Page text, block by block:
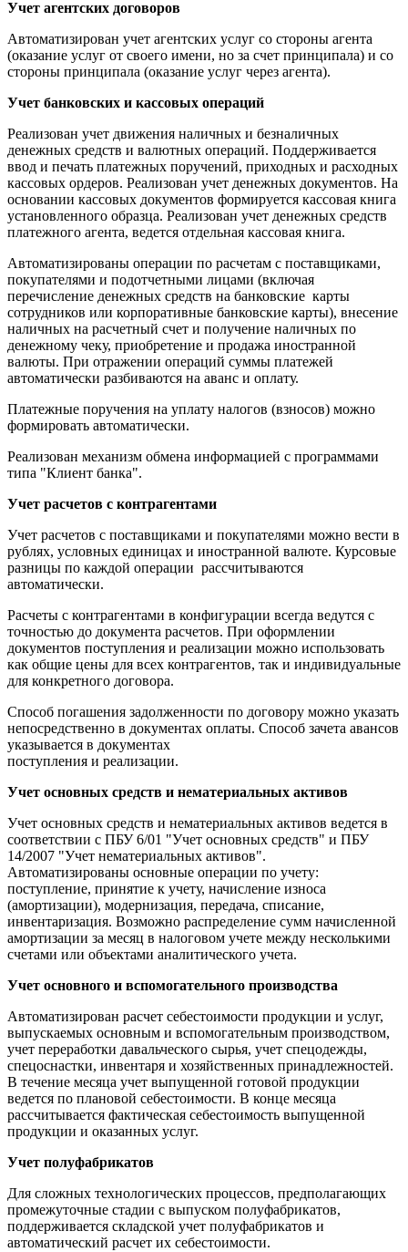
Учет агентских договоров
Автоматизирован учет агентских услуг со стороны агента
(оказание услуг от своего имени, но за счет принципала) и со
стороны принципала (оказание услуг через агента).
Учет банковских и кассовых операций
Реализован учет движения наличных и безналичных
денежных средств и валютных операций. Поддерживается
ввод и печать платежных поручений, приходных и расходных
кассовых ордеров. Реализован учет денежных документов. На
основании кассовых документов формируется кассовая книга
установленного образца. Реализован учет денежных средств
платежного агента, ведется отдельная кассовая книга.
Автоматизированы операции по расчетам с поставщиками,
покупателями и подотчетными лицами (включая
перечисление денежных средств на банковские карты
сотрудников или корпоративные банковские карты), внесение
наличных на расчетный счет и получение наличных по
денежному чеку, приобретение и продажа иностранной
валюты. При отражении операций суммы платежей
автоматически разбиваются на аванс и оплату.
Платежные поручения на уплату налогов (взносов) можно
формировать автоматически.
Реализован механизм обмена информацией с программами
типа "Клиент банка".
Учет расчетов с контрагентами
Учет расчетов с поставщиками и покупателями можно вести в
рублях, условных единицах и иностранной валюте. Курсовые
разницы по каждой операции рассчитываются
автоматически.
Расчеты с контрагентами в конфигурации всегда ведутся с
точностью до документа расчетов. При оформлении
документов поступления и реализации можно использовать
как общие цены для всех контрагентов, так и индивидуальные
для конкретного договора.
Способ погашения задолженности по договору можно указать
непосредственно в документах оплаты. Способ зачета авансов
указывается в документах
поступления и реализации.
Учет основных средств и нематериальных активов
Учет основных средств и нематериальных активов ведется в
соответствии с ПБУ 6/01 "Учет основных средств" и ПБУ
14/2007 "Учет нематериальных активов".
Автоматизированы основные операции по учету:
поступление, принятие к учету, начисление износа
(амортизации), модернизация, передача, списание,
инвентаризация. Возможно распределение сумм начисленной
амортизации за месяц в налоговом учете между несколькими
счетами или объектами аналитического учета.
Учет основного и вспомогательного производства
Автоматизирован расчет себестоимости продукции и услуг,
выпускаемых основным и вспомогательным производством,
учет переработки давальческого сырья, учет спецодежды,
спецоснастки, инвентаря и хозяйственных принадлежностей.
В течение месяца учет выпущенной готовой продукции
ведется по плановой себестоимости. В конце месяца
рассчитывается фактическая себестоимость выпущенной
продукции и оказанных услуг.
Учет полуфабрикатов
Для сложных технологических процессов, предполагающих
промежуточные стадии с выпуском полуфабрикатов,
поддерживается складской учет полуфабрикатов и
автоматический расчет их себестоимости.